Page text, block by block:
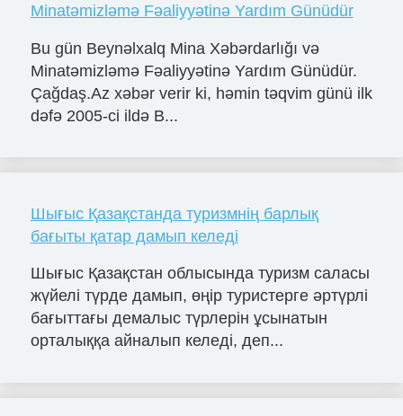
Minatəmizləmə Fəaliyyətinə Yardım Günüdür
Bu gün Beynəlxalq Mina Xəbərdarlığı və
Minatəmizləmə Fəaliyyətinə Yardım Günüdür.
Çağdaş.Az xəbər verir ki, həmin təqvim günü ilk
dəfə 2005-ci ildə B...
Шығыс Қазақстанда туризмнің барлық
бағыты қатар дамып келеді
Шығыс Қазақстан облысында туризм саласы
жүйелі түрде дамып, өңір туристерге әртүрлі
бағыттағы демалыс түрлерін ұсынатын
орталыққа айналып келеді, деп...